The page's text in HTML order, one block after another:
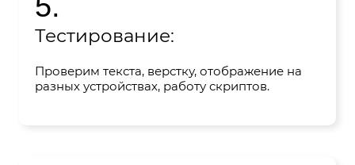
Тестирование:
Проверим текста, верстку, отображение на
разных устройствах, работу скриптов.